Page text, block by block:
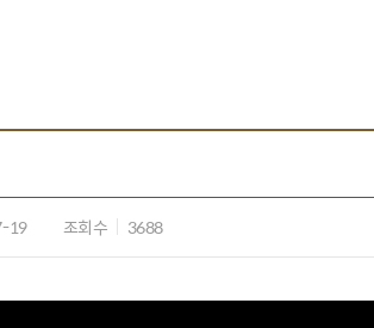
19 조회수 3688